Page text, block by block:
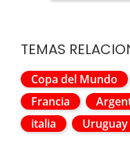
TEMAS
Copa del Mundo
Francia
italia
Uruguay